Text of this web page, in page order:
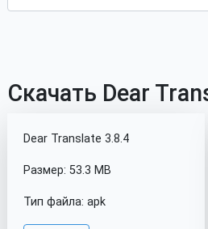
Скачать Dear
Dear Translate 3.8.4
Размер: 53.3 MB
Тип файла: apk